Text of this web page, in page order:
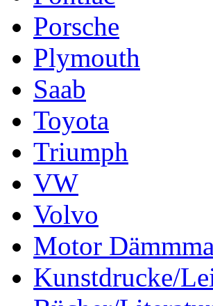
Porsche
Plymouth
Saab
Toyota
Triumph
VW
Volvo
Motor
Kunstdrucke/